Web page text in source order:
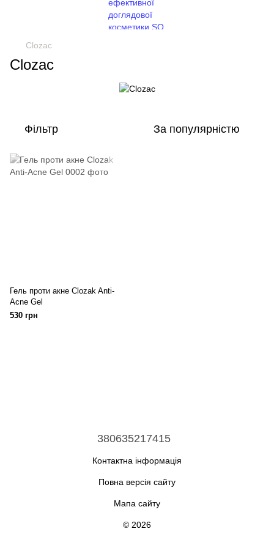
Clozac
Clozac
Фільтр За популярністю
Гель проти акне Clozak Anti-
Acne Gel
530 грн
380635217415
Контактна інформація
Повна версія сайту
Мапа сайту
© 2026